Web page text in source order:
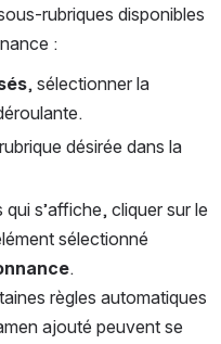
rubriques disponibles
:
, sélectionner la
désirée dans la
sélectionné
.
règles automatiques
ajouté peuvent se